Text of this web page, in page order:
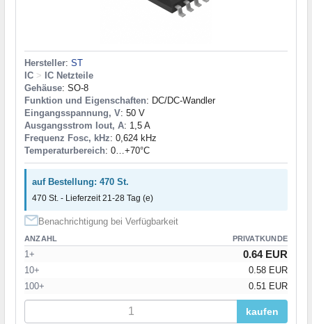
Hersteller: ST
IC > IC Netzteile
Gehäuse: SO-8
Funktion und Eigenschaften: DC/DC-Wandler
Eingangsspannung, V: 50 V
Ausgangsstrom Iout, A: 1,5 A
Frequenz Fosc, kHz: 0,624 kHz
Temperaturbereich: 0…+70°С
auf Bestellung: 470 St.
470 St. - Lieferzeit 21-28 Tag (e)
Benachrichtigung bei Verfügbarkeit
ANZAHL PRIVATKUNDE
1+ 0.64 EUR
10+
0.58 EUR
100+
0.51 EUR
kaufen